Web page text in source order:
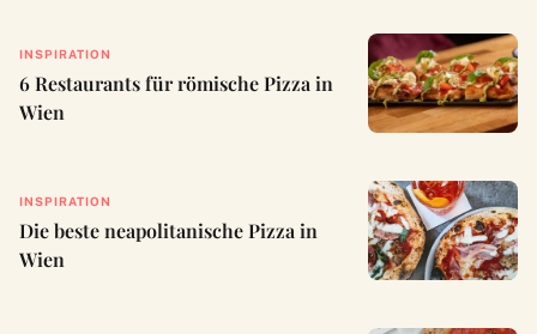
INSPIRATION
6 Restaurants für römische Pizza in
Wien
INSPIRATION
Die beste neapolitanische Pizza in
Wien